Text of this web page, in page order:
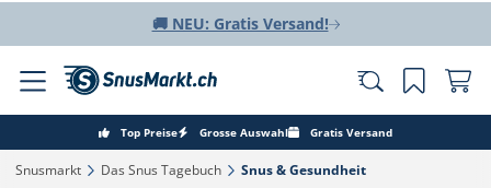
🚚 NEU: Gratis Versand!
Top Preise Grosse Auswahl Gratis Versand
Snusmarkt‎ Das Snus Tagebuch‎ Snus & Gesundheit‎